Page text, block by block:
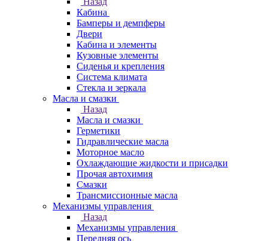
Кабина
Бамперы и демпферы
Двери
Кабина и элементы
Кузовные элементы
Сиденья и крепления
Система климата
Стекла и зеркала
Масла и смазки
Назад
Масла и смазки
Герметики
Гидравлические масла
Моторное масло
Охлаждающие жидкости и присадки
Прочая автохимия
Смазки
Трансмиссионные масла
Механизмы управления
Назад
Механизмы управления
Передняя ось